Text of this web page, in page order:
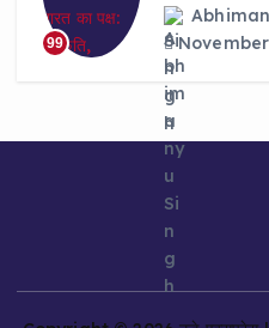
99
November